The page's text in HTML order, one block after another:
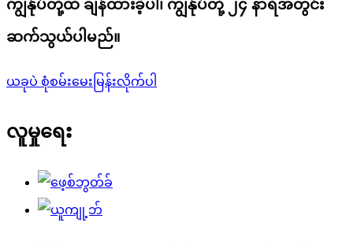
ကျွန်ုပ်တို့ထံ ချန်ထားခဲ့ပါ၊ ကျွန်ုပ်တို့ ၂၄ နာရီအတွင်း
ဆက်သွယ်ပါမည်။
ယခုပဲ စုံစမ်းမေးမြန်းလိုက်ပါ
လူမှုရေး